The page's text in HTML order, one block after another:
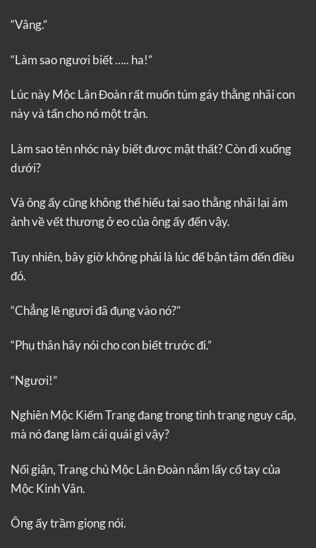
“Vâng.”
“Làm sao ngươi biết ….. ha!”
Lúc này Mộc Lân Đoàn rất muốn túm gáy thằng nhãi con
này và tẩn cho nó một trận.
Làm sao tên nhóc này biết được mật thất? Còn đi xuống
dưới?
Và ông ấy cũng không thể hiểu tại sao thằng nhãi lại ám
ảnh về vết thương ở eo của ông ấy đến vậy.
Tuy nhiên, bây giờ không phải là lúc để bận tâm đến điều
đó.
“Chẳng lẽ ngươi đã đụng vào nó?”
“Phụ thân hãy nói cho con biết trước đi.”
“Ngươi!”
Nghiên Mộc Kiếm Trang đang trong tình trạng nguy cấp,
mà nó đang làm cái quái gì vậy?
Nổi giận, Trang chủ Mộc Lân Đoàn nắm lấy cổ tay của
Mộc Kinh Vân.
Ông ấy trầm giọng nói.